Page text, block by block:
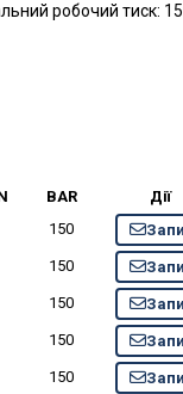
робочий тиск:
BAR Дії
150
150
150
150
150